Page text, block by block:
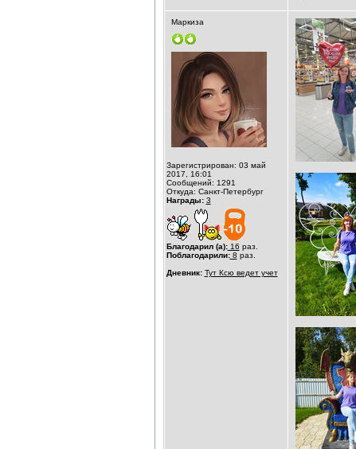
Маркиза
Зарегистрирован: 03 май
2017, 16:01
Сообщений: 1291
Откуда: Санкт-Петербург
Награды: 3
Благодарил (а):16 раз.
Поблагодарили:8 раз.
Дневник: Тут Ксю ведет учет